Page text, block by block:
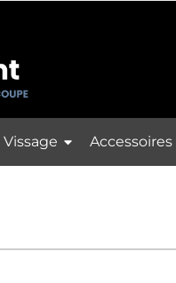
Vissage Accessoires